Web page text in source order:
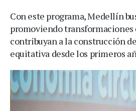
Con este programa, Medellín
promoviendo transformaciones
contribuyan a la construcción
equitativa desde los primeros